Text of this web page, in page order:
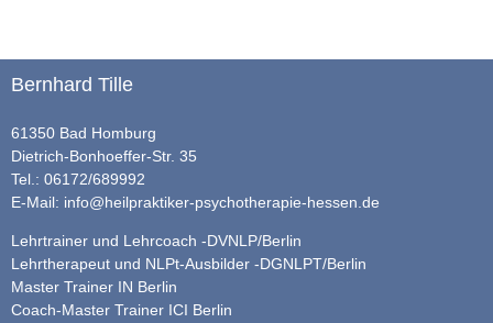
Bernhard Tille
61350 Bad Homburg
Dietrich-Bonhoeffer-Str. 35
Tel.: 06172/689992
E-Mail: info@heilpraktiker-psychotherapie-hessen.de
Lehrtrainer und Lehrcoach -DVNLP/Berlin
Lehrtherapeut und NLPt-Ausbilder -DGNLPT/Berlin
Master Trainer IN Berlin
Coach-Master Trainer ICI Berlin